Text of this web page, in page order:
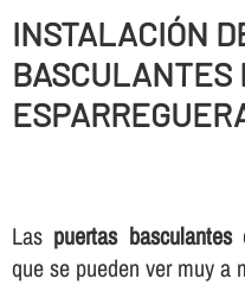
INSTALACIÓN
BASCULANTES
Las puertas basculantes
que se pueden ver muy a